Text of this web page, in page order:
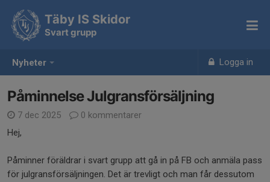
Nyheter Logga in
Täby IS Skidor
Svart grupp
Påminnelse Julgransförsäljning
7 dec 2025
0 kommentarer
Hej,
Påminner föräldrar i svart grupp att gå in på FB och anmäla pass
för julgransförsäljningen. Det är trevligt och man får dessutom